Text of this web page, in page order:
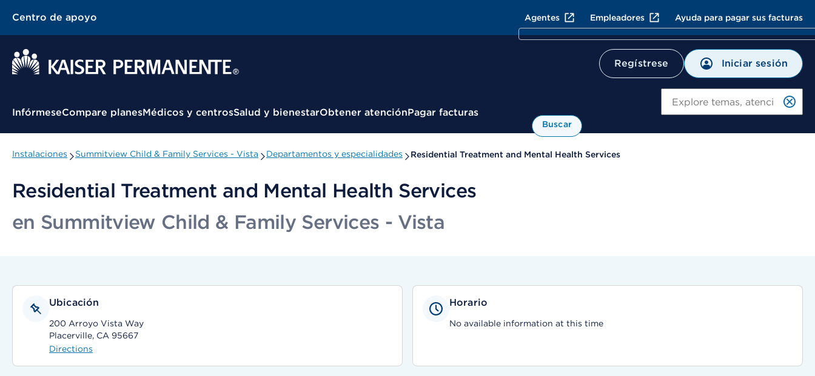
Centro de apoyo Agentes Empleadores Ayuda para pagar sus facturas
Regístrese Iniciar sesión
Menú contextual
InfórmeseCompare planesMédicos y centrosSalud y bienestarObtener atenciónPagar facturas
Buscar
Instalaciones Summitview Child & Family Services - Vista Departamentos y especialidades Residential Treatment and Mental Health Services
Residential Treatment and Mental Health Services
en Summitview Child & Family Services - Vista
Ubicación
200 Arroyo Vista Way
Placerville, CA 95667
Directions
Horario
No available information at this time